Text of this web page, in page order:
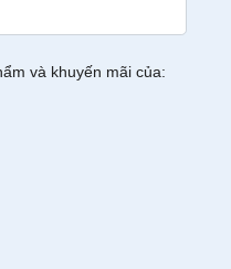
và khuyến mãi của: